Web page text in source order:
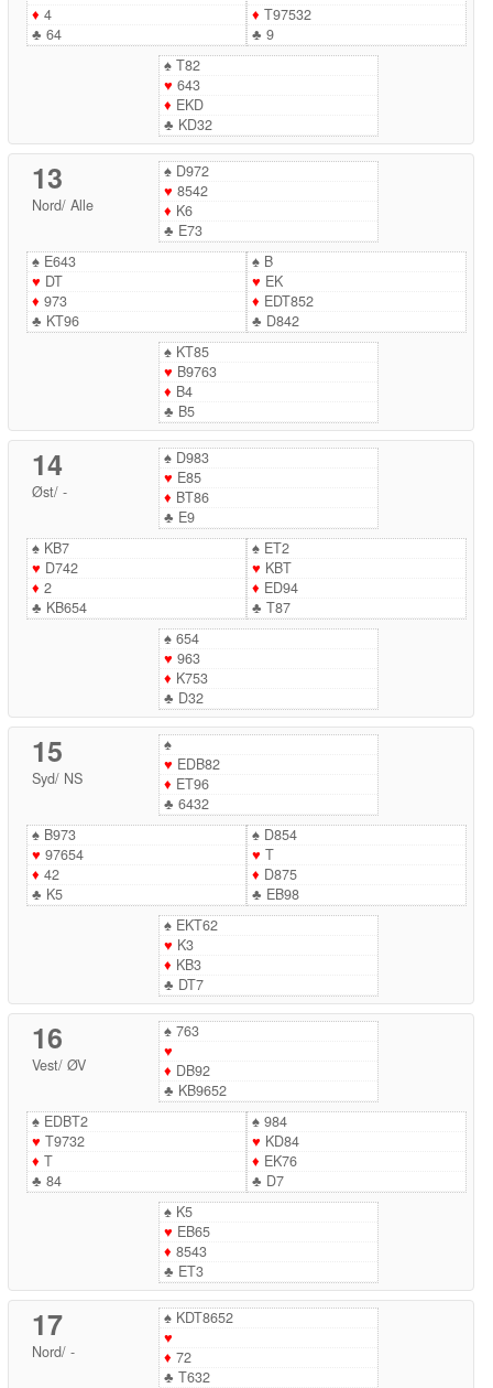
♦ 4
♣ 64
♦ T97532
♣ 9
♠T82
♥ 643
♦ EKD
♣ KD32
13
Nord/ Alle
♠D972
♥ 8542
♦ K6
♣ E73
♠E643
♥ DT
♦ 973
♣ KT96
♠B
♥ EK
♦ EDT852
♣ D842
♠KT85
♥ B9763
♦ B4
♣ B5
14
Øst/ -
♠D983
♥ E85
♦ BT86
♣ E9
♠KB7
♥ D742
♦ 2
♣ KB654
♠ET2
♥ KBT
♦ ED94
♣ T87
♠654
♥ 963
♦ K753
♣ D32
15
Syd/ NS
♠
♥ EDB82
♦ ET96
♣ 6432
♠B973
♥ 97654
♦ 42
♣ K5
♠D854
♥ T
♦ D875
♣ EB98
♠EKT62
♥ K3
♦ KB3
♣ DT7
16
Vest/ ØV
♠763
♥
♦ DB92
♣ KB9652
♠EDBT2
♥ T9732
♦ T
♣ 84
♠984
♥ KD84
♦ EK76
♣ D7
♠K5
♥ EB65
♦ 8543
♣ ET3
17
Nord/ -
♠KDT8652
♥
♦ 72
♣ T632